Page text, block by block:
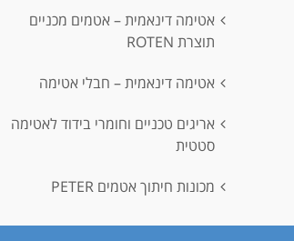
אטימה דינאמית – אטמים מכניים
תוצרת ROTEN
אטימה דינאמית – חבלי אטימה
אריגים טכניים וחומרי בידוד לאטימה
סטטית
מכונות חיתוך אטמים PETER